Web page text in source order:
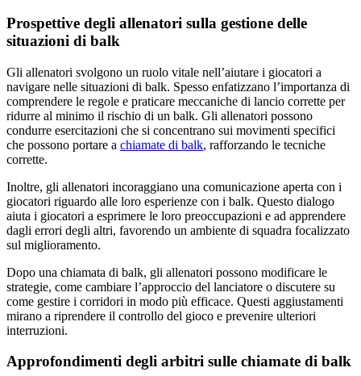
Prospettive degli allenatori sulla gestione delle
situazioni di balk
Gli allenatori svolgono un ruolo vitale nell’aiutare i giocatori a
navigare nelle situazioni di balk. Spesso enfatizzano l’importanza di
comprendere le regole e praticare meccaniche di lancio corrette per
ridurre al minimo il rischio di un balk. Gli allenatori possono
condurre esercitazioni che si concentrano sui movimenti specifici
che possono portare a chiamate di balk, rafforzando le tecniche
corrette.
Inoltre, gli allenatori incoraggiano una comunicazione aperta con i
giocatori riguardo alle loro esperienze con i balk. Questo dialogo
aiuta i giocatori a esprimere le loro preoccupazioni e ad apprendere
dagli errori degli altri, favorendo un ambiente di squadra focalizzato
sul miglioramento.
Dopo una chiamata di balk, gli allenatori possono modificare le
strategie, come cambiare l’approccio del lanciatore o discutere su
come gestire i corridori in modo più efficace. Questi aggiustamenti
mirano a riprendere il controllo del gioco e prevenire ulteriori
interruzioni.
Approfondimenti degli arbitri sulle chiamate di balk